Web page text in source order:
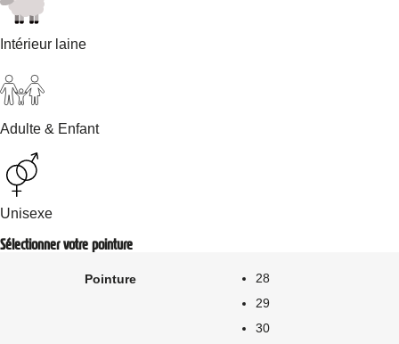
Intérieur laine
Adulte & Enfant
Unisexe
Sélectionner votre pointure
Pointure
28
29
30